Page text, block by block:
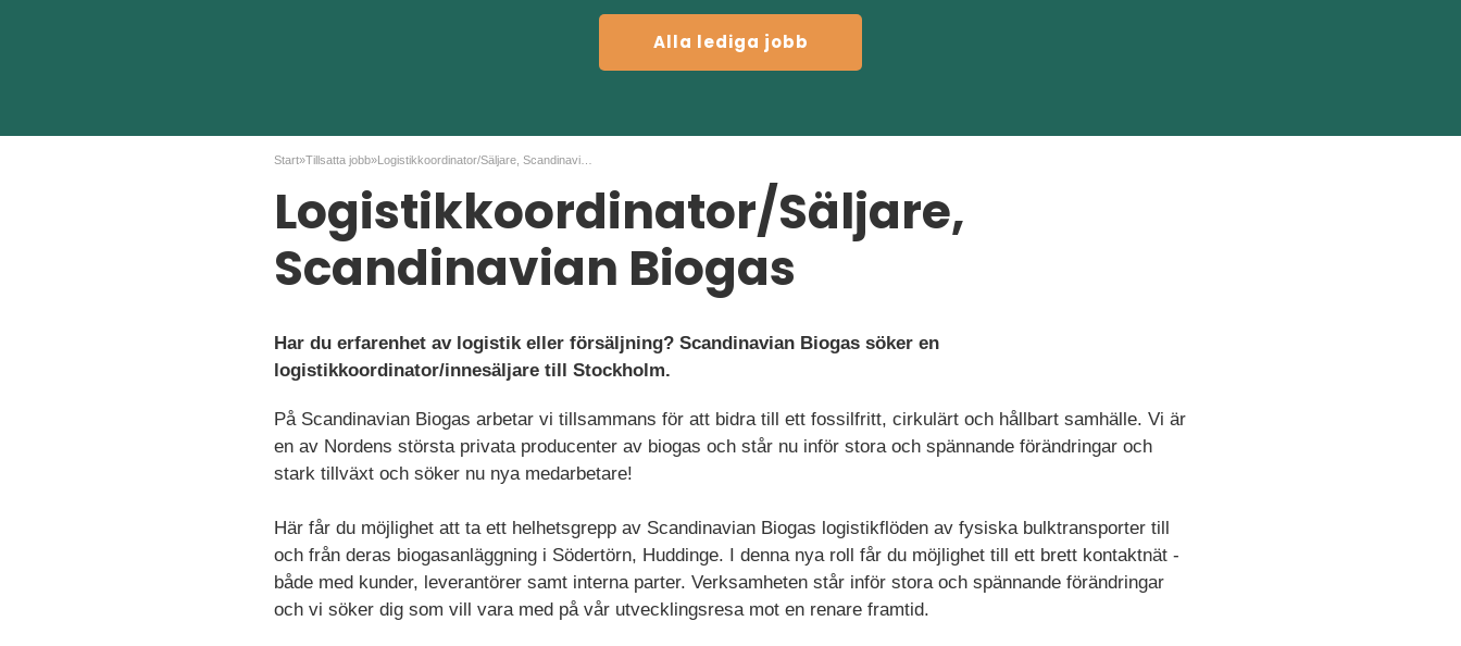
Alla lediga jobb
Start»Tillsatta jobb»
Logistikkoordinator/Säljare,
Scandinavian Biogas
Har du erfarenhet av logistik eller försäljning? Scandinavian Biogas söker en
logistikkoordinator/innesäljare till Stockholm.
På Scandinavian Biogas arbetar vi tillsammans för att bidra till ett fossilfritt, cirkulärt och hållbart samhälle. Vi är
en av Nordens största privata producenter av biogas och står nu inför stora och spännande förändringar och
stark tillväxt och söker nu nya medarbetare!
Här får du möjlighet att ta ett helhetsgrepp av Scandinavian Biogas logistikflöden av fysiska bulktransporter till
och från deras biogasanläggning i Södertörn, Huddinge. I denna nya roll får du möjlighet till ett brett kontaktnät -
både med kunder, leverantörer samt interna parter. Verksamheten står inför stora och spännande förändringar
och vi söker dig som vill vara med på vår utvecklingsresa mot en renare framtid.